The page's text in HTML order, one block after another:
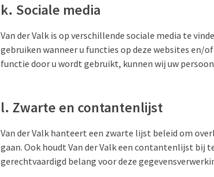
k. Sociale media
Van der Valk is op verschillende sociale media te
gebruiken wanneer u functies op deze websites en/
functie door u wordt gebruikt, kunnen wij uw
l. Zwarte en contantenlijst
Van der Valk hanteert een zwarte lijst beleid om
gaan. Ook houdt Van der Valk een contantenlijst bij
gerechtvaardigd belang voor deze